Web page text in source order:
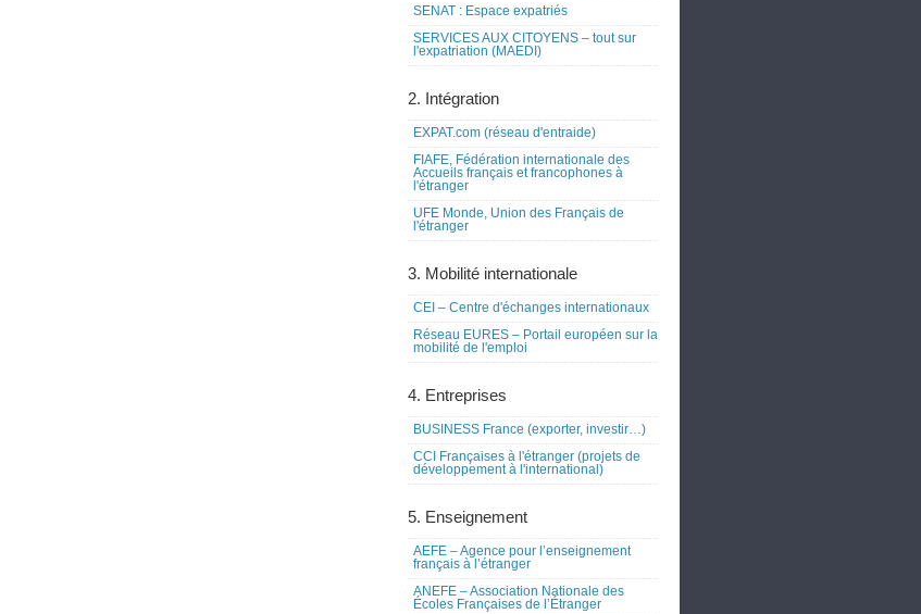
SENAT : Espace expatriés
SERVICES AUX CITOYENS – tout sur
l'expatriation (MAEDI)
2. Intégration
EXPAT.com (réseau d'entraide)
FIAFE, Fédération internationale des
Accueils français et francophones à
l'étranger
UFE Monde, Union des Français de
l'étranger
3. Mobilité internationale
CEI – Centre d'échanges internationaux
Réseau EURES – Portail européen sur la
mobilité de l'emploi
4. Entreprises
BUSINESS France (exporter, investir…)
CCI Françaises à l'étranger (projets de
développement à l'international)
5. Enseignement
AEFE – Agence pour l’enseignement
français à l’étranger
ANEFE – Association Nationale des
Écoles Françaises de l’Étranger